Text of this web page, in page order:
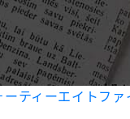
ーティーエイトフ